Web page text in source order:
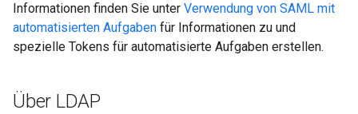
Informationen finden Sie unter Verwendung von SAML mit
automatisierten Aufgaben für Informationen zu und
spezielle Tokens für automatisierte Aufgaben erstellen.
Über LDAP